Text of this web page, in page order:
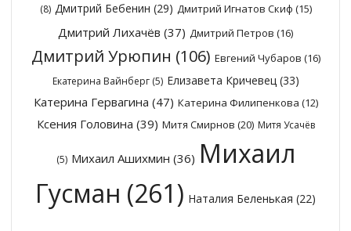
(8) Дмитрий Бебенин (29) Дмитрий Игнатов Скиф (15)
Дмитрий Лихачёв (37) Дмитрий Петров (16)
Дмитрий Урюпин (106) Евгений Чубаров (16)
Екатерина Вайнберг(5) Елизавета Кричевец(33)
Катерина Гервагина (47) Катерина Филипенкова (12)
Ксения Головина (39) Митя Смирнов (20) Митя Усачёв
(5) Михаил Ашихмин (36) Михаил
Гусман (261) Наталия Беленькая (22)